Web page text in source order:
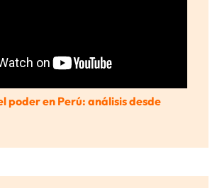
poder en Perú: análisis desde